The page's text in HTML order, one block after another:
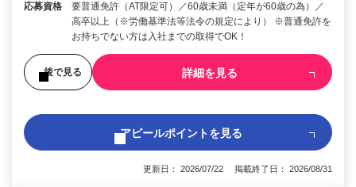
応募資格
要普通免許（AT限定可）／60歳未満（定年が60歳の為）／
高卒以上（※労働基準法等法令の規定により） ※普通免許を
お持ちでない方は入社までの取得でOK！
後で見る 詳細を見る
アピールポイントを見る
更新日： 2026/07/22 掲載終了日： 2026/08/31